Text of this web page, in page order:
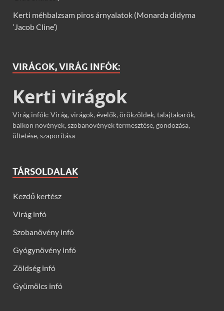
Kerti méhbalzsam piros árnyalatok (Monarda didyma
‘Jacob Cline’)
VIRÁGOK, VIRÁG INFÓK:
Kerti virágok
Virág infók: Virág, virágok, évelők, örökzöldek, talajtakarók,
balkon növények, szobanövények termesztése, gondozása,
ültetése, szaporítása
TÁRSOLDALAK
Kezdő kertész
Virág infó
Szobanövény infó
Gyógynövény infó
Zöldség infó
Gyümölcs infó